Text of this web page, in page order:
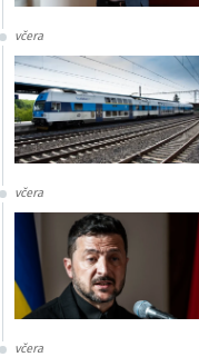
včera
včera
včera